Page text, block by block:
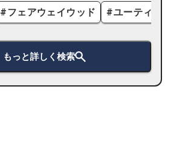
#フェアウェイウッド #ユーティリ
もっと詳しく検索